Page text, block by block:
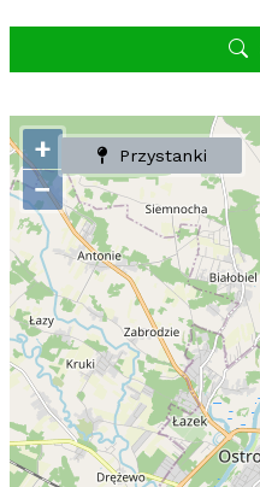
+
−
Przystanki